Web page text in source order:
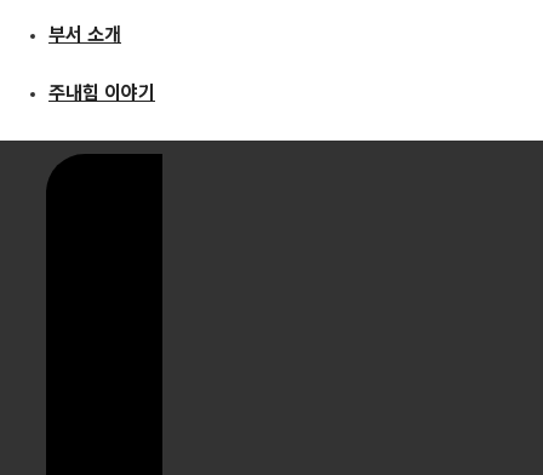
부서 소개
주내힘 이야기
부서 소개
주내힘 이야기
주를 찾나이다